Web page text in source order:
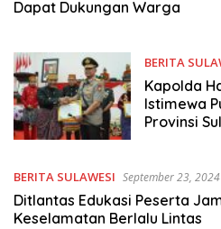
Dapat Dukungan Warga
BERITA
Kapolda
Istimewa
Provinsi
BERITA SULAWESI September 23, 2024
Ditlantas Edukasi Peserta
Keselamatan Berlalu Lintas